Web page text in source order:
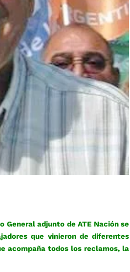
General adjunto de ATE Nación se
que vinieron de diferentes
acompaña todos los reclamos, la